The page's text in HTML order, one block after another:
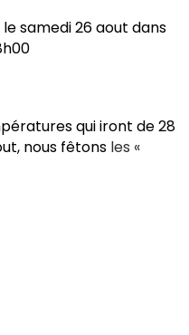
samedi 26 aout dans
qui iront de 28
nous fêtons les «